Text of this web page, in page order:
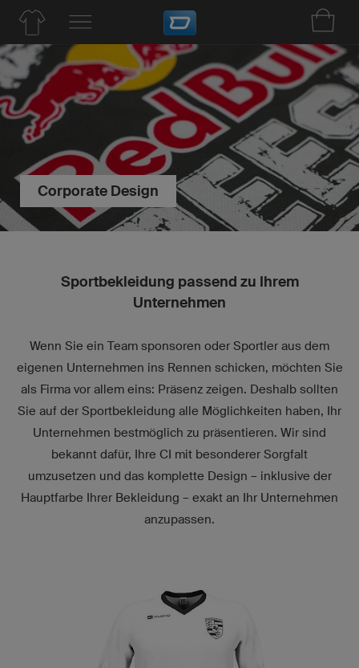
Corporate Design
Sportbekleidung passend zu Ihrem
Unternehmen
Wenn Sie ein Team sponsoren oder Sportler aus dem
eigenen Unternehmen ins Rennen schicken, möchten Sie
als Firma vor allem eins: Präsenz zeigen. Deshalb sollten
Sie auf der Sportbekleidung alle Möglichkeiten haben, Ihr
Unternehmen bestmöglich zu präsentieren. Wir sind
bekannt dafür, Ihre CI mit besonderer Sorgfalt
umzusetzen und das komplette Design – inklusive der
Hauptfarbe Ihrer Bekleidung – exakt an Ihr Unternehmen
anzupassen.